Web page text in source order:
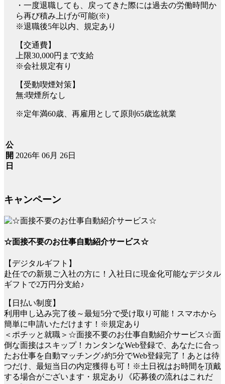
・一度退職しても、戻ってきた際には過去の労働時間か
ら再び積み上げが可能(※)
※退職後5年以内、規定あり
【交通費】
上限30,000円まで支給
※会社規定有り
【受動喫煙対策】
無:喫煙所なし
※定年満60歳、再雇用として原則65歳迄就業
公
開
日
2026年 06月 26日
キャンペーン
☆面接不要のお仕事自動紹介サービス☆
【デジタルギフト】
赴任での新規ご入社の方に！入社日に現金化可能なデジタル
ギフトで2万円分支給♪
【日払い制度】
利用申し込み完了後～最短5分で受け取り可能！スマホから
簡単に申請いただけます！※規定あり
＜ポチッと就職＞☆面接不要のお仕事自動紹介サービス☆面
倒な面接はスキップ！カンタンなWeb登録で、あなたに合っ
たお仕事を自動マッチング♪約5分でWeb登録完了！あとは待
つだけ、最短当日の内定獲得も可！※土日祝はお時間を頂戴
する場合がございます・規定あり《応募後の流れはこれだ